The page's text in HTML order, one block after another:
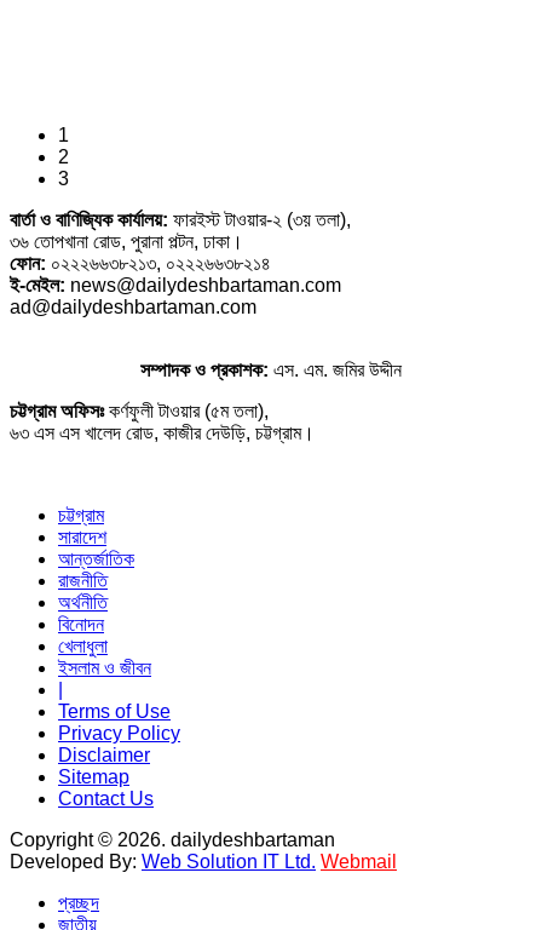
1
2
3
বার্তা ও বাণিজ্যিক কার্যালয়: ফারইস্ট টাওয়ার-২ (৩য় তলা),
৩৬ তোপখানা রোড, পুরানা পল্টন, ঢাকা।
ফোন: ০২২২৬৬৩৮২১৩, ০২২২৬৬৩৮২১৪
ই-মেইল: news@dailydeshbartaman.com
ad@dailydeshbartaman.com
সম্পাদক ও প্রকাশক: এস. এম. জমির উদ্দীন
চট্টগ্রাম অফিসঃকর্ণফুলী টাওয়ার (৫ম তলা),
৬৩ এস এস খালেদ রোড, কাজীর দেউড়ি, চট্টগ্রাম।
চট্টগ্রাম
সারাদেশ
আন্তর্জাতিক
রাজনীতি
অর্থনীতি
বিনোদন
খেলাধুলা
ইসলাম ও জীবন
Terms of Use
Privacy Policy
Disclaimer
Sitemap
Contact Us
Copyright © 2026. dailydeshbartaman
Developed By: Web Solution IT Ltd. Webmail
প্রচ্ছদ
জাতীয়